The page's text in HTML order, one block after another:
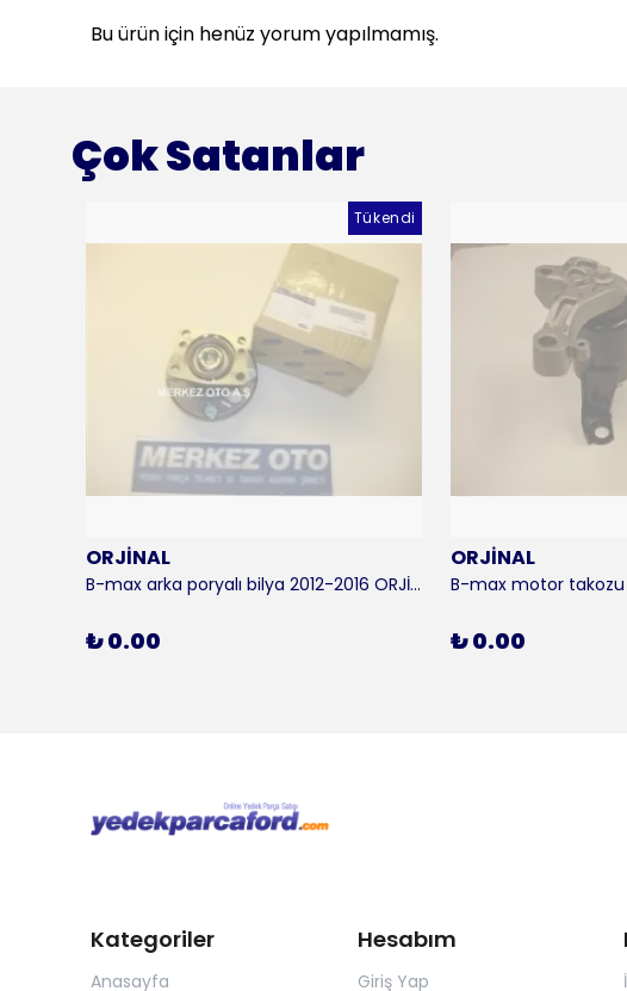
Bu ürün için henüz yorum yapılmamış.
Çok Satanlar
Tükendi
ORJİNAL
B-max arka poryalı bilya 2012-2016 ORJİNAL
₺ 0.00
ORJİNAL
₺ 0.00
Kategoriler
Anasayfa
Hesabım
Giriş Yap